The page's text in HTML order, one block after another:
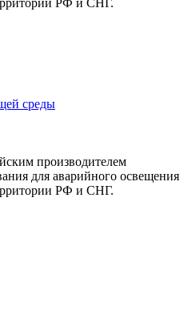
РФ и СНГ.
среды
производителем
для аварийного освещения
РФ и СНГ.